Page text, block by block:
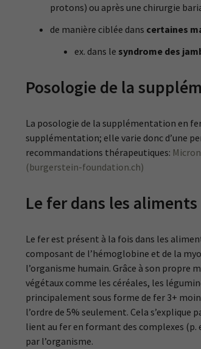
protons) ou après une chirurgie
de manière ciblée dans certaines
ex. dans le syndrome des
Posologie de la
La posologie de la supplémentation en
supplémentation; elle varie donc d’une
recommandations thérapeutiques:
(burgerstein-foundation.ch)
Le fer dans les aliments
Le fer est présent à la fois dans les
composant de l’hémoglobine et de la
l’organisme humain. Grâce à son propre
végétaux comme les céréales, les
principalement sous forme de fer 3+
l’ordre de 5% seulement. Cela
lient au fer en formant des complexes (p.
par l’organisme.